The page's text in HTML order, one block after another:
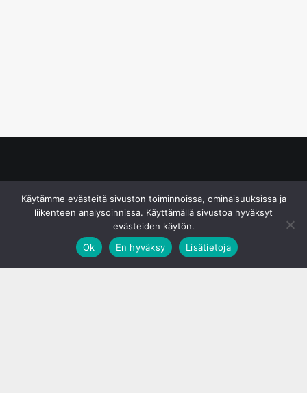
Käytämme evästeitä sivuston toiminnoissa, ominaisuuksissa ja
liikenteen analysoinnissa. Käyttämällä sivustoa hyväksyt
evästeiden käytön.
Ok
En hyväksy Lisätietoja